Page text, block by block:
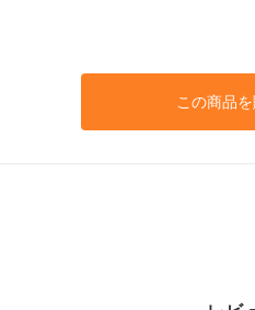
この商品